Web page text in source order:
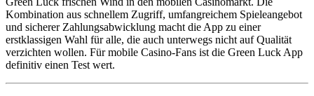
Kombination aus schnellem Zugriff, umfangreichem Spieleangebot
und sicherer Zahlungsabwicklung macht die App zu einer
erstklassigen Wahl für alle, die auch unterwegs nicht auf Qualität
verzichten wollen. Für mobile Casino-Fans ist die Green Luck App
definitiv einen Test wert.